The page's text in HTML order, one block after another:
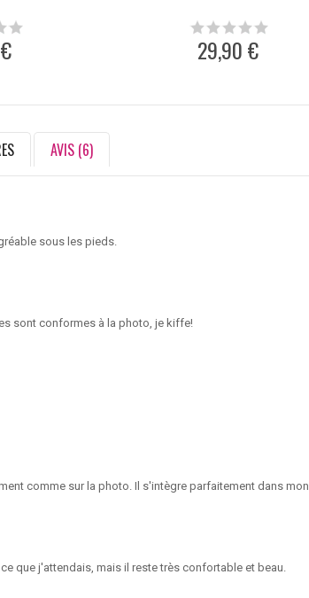
29,90 €
AVIS (6)
sous les pieds.
sont conformes à la photo, je kiffe!
comme sur la photo. Il s'intègre parfaitement dans mon
que j'attendais, mais il reste très confortable et beau.